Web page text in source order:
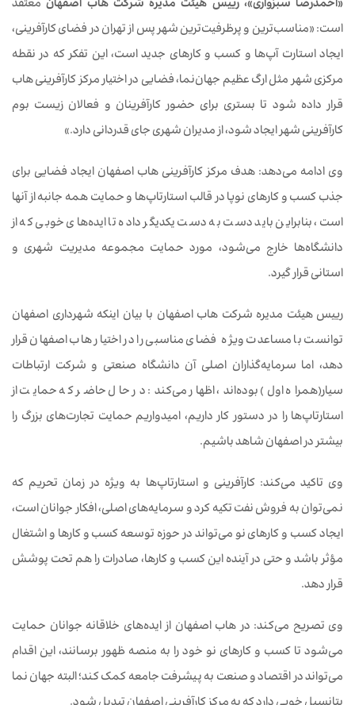
«احمدرضا سبزواری»، رییس هیئت مدیره شرکت هاب اصفهانمعتقد
است: «مناسب‌ترین و پرظرفیت‌ترین شهر پس از تهران در فضای کارآفرینی،
ایجاد استارت آپ‌ها و کسب و کارهای جدید است، این تفکر که در نقطه
مرکزی شهر مثل ارگ عظیم جهان‌نما، فضایی در اختیار مرکز کارآفرینی هاب
قرار داده شود تا بستری برای حضور کارآفرینان و فعالان زیست بوم
کارآفرینی شهر ایجاد شود، از مدیران شهری جای قدردانی دارد.»
وی ادامه می‌دهد: هدف مرکز کارآفرینی هاب اصفهان ایجاد فضایی برای
جذب کسب و کارهای نوپا در قالب استارتاپ‌ها و حمایت همه جانبه از آنها
است، بنابراین باید دست به دست یکدیگر داده تا ایده‌های خوبی که از
دانشگاه‌ها خارج می‌شود، مورد حمایت مجموعه مدیریت شهری و
استانی قرار گیرد.
رییس هیئت مدیره شرکت هاب اصفهان با بیان اینکه شهرداری اصفهان
توانست با مساعدت ویژه فضای مناسبی را در اختیار هاب اصفهان قرار
دهد، اما سرمایه‌گذاران اصلی آن دانشگاه صنعتی و شرکت ارتباطات
سیار(همراه اول) بوده‌اند، اظهار می‌کند: در حال حاضر که حمایت از
استارتاپ‌ها را در دستور کار داریم، امیدواریم حمایت تجارت‌های بزرگ را
بیشتر در اصفهان شاهد باشیم.
وی تاکید می‌کند: کارآفرینی و استارتاپ‌ها به ویژه در زمان تحریم که
نمی‌توان به فروش نفت تکیه کرد و سرمایه‌های اصلی، افکار جوانان است،
ایجاد کسب و کارهای نو می‌تواند در حوزه توسعه کسب و کارها و اشتغال
مؤثر باشد و حتی در آینده این کسب و کارها، صادرات را هم تحت پوشش
قرار دهد.
وی تصریح می‌کند: در هاب اصفهان از ایده‌های خلاقانه جوانان حمایت
می‌شود تا کسب و کارهای نو خود را به منصه ظهور برسانند، این اقدام
می‌تواند در اقتصاد و صنعت به پیشرفت جامعه کمک کند؛ البته جهان نما